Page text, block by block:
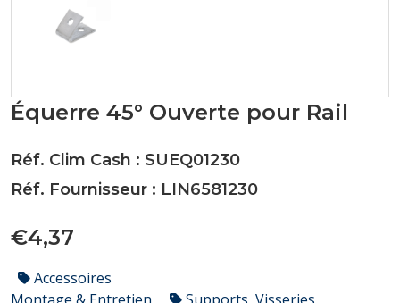
Équerre 45° Ouverte pour Rail
Réf. Clim Cash : SUEQ01230
Réf. Fournisseur : LIN6581230
€4,37
Accessoires